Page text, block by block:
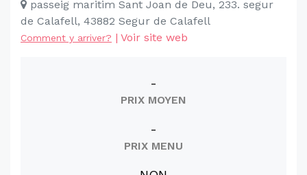
passeig maritim Sant Joan de Deu, 233. segur
de Calafell, 43882 Segur de Calafell
Comment y arriver? | Voir site web
-
PRIX MOYEN
-
PRIX MENU